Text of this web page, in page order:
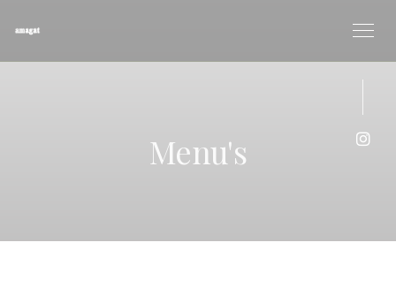
Menu's